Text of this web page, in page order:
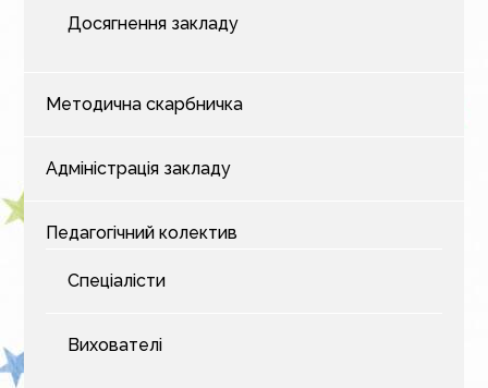
Досягнення закладу
Методична скарбничка
Адміністрація закладу
Педагогічний колектив
Спеціалісти
Вихователі